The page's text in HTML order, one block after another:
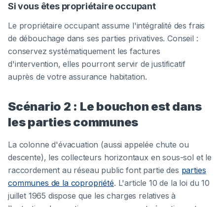
Si vous êtes propriétaire occupant
Le propriétaire occupant assume l'intégralité des frais
de débouchage dans ses parties privatives. Conseil :
conservez systématiquement les factures
d'intervention, elles pourront servir de justificatif
auprès de votre assurance habitation.
Scénario 2 : Le bouchon est dans
les parties communes
La colonne d'évacuation (aussi appelée chute ou
descente), les collecteurs horizontaux en sous-sol et le
raccordement au réseau public font partie des parties
communes de la copropriété. L'article 10 de la loi du 10
juillet 1965 dispose que les charges relatives à